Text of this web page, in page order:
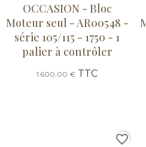
OCCASION - Bloc
Moteur seul - AR00548 -
série 105/115 - 1750 - 1
palier à contrôler
1 600,00 € TTC
favorite_border